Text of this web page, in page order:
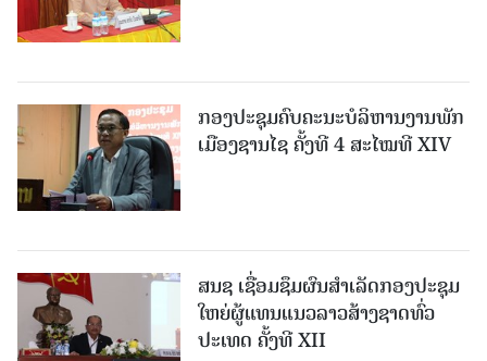
ກອງປະຊຸມຄົບຄະນະບໍລິຫານງານພັກ
ເມືອງຊານ​ໄຊ ຄັ້ງທີ 4 ສະໄໝທີ XIV
ສນຊ ເຊື່ອມຊຶມຜົນສໍາເລັດກອງປະຊຸມ
ໃຫຍ່ຜູ້ແທນແນວລາວສ້າງຊາດທົ່ວ
ປະເທດ ຄັ້ງທີ XII